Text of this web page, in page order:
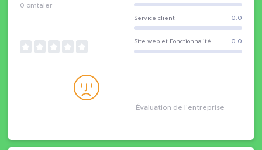
0 omtaler
Service client 0.0
Site web et Fonctionnalité 0.0
Évaluation de l'entreprise